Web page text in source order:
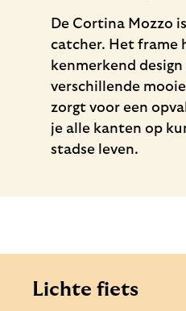
De Cortina Mozzo
catcher. Het frame
kenmerkend
verschillende
zorgt voor een
je alle kanten op
stadse leven.
Lichte fiets